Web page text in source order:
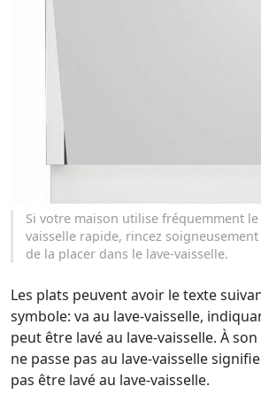
Si votre maison utilise fréquemment le
vaisselle rapide, rincez
de la placer dans le lave-vaisselle.
Les plats peuvent avoir le texte
symbole: va au lave-vaisselle,
peut être lavé au lave-vaisselle. À
ne passe pas au lave-vaisselle
pas être lavé au lave-vaisselle.